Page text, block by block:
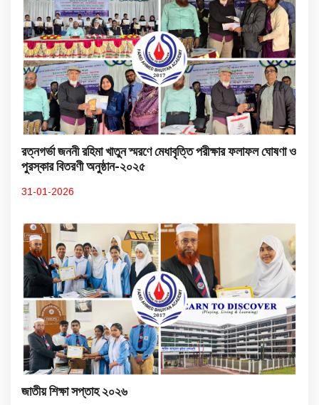
রত্নগর্ভা জননী রহিমা খাতুন স্মরণে মেধাবৃত্তি পরীক্ষার ফলাফল ঘোষণা ও
পুরস্কার বিতরণী অনুষ্ঠান-২০২৫
31-01-2026
জাতীয় শিক্ষা সপ্তাহ ২০২৬